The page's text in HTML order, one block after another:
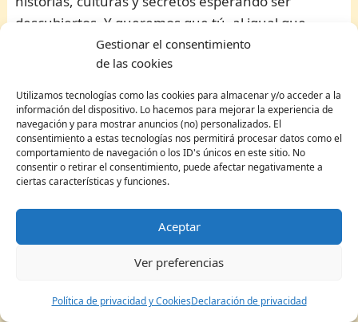
Gestionar el consentimiento
de las cookies
Utilizamos tecnologías como las cookies para almacenar y/o acceder a la
información del dispositivo. Lo hacemos para mejorar la experiencia de
navegación y para mostrar anuncios (no) personalizados. El
consentimiento a estas tecnologías nos permitirá procesar datos como el
comportamiento de navegación o los ID's únicos en este sitio. No
consentir o retirar el consentimiento, puede afectar negativamente a
ciertas características y funciones.
Aceptar
Ver preferencias
Política de privacidad y CookiesDeclaración de privacidad
descubiertos. Y queremos que tú, al igual que
nosotros, te sumerjas en cada una de esas
Así que, ya sea que estés planeando tu próximo
gran viaje o simplemente desees soñar despierto
con nuevos destinos, aquí encontrarás una guía
confiable y amena. Únete a nosotros en este viaje
alrededor del mundo y descubre con
Organizados.es la magia que se esconde en cada
Mail de contacto para colaboraciones:
emprendedordeideas[@]gmail.com